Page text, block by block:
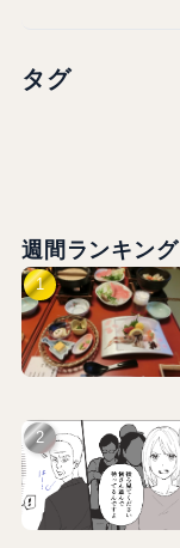
タグ
週間ランキング